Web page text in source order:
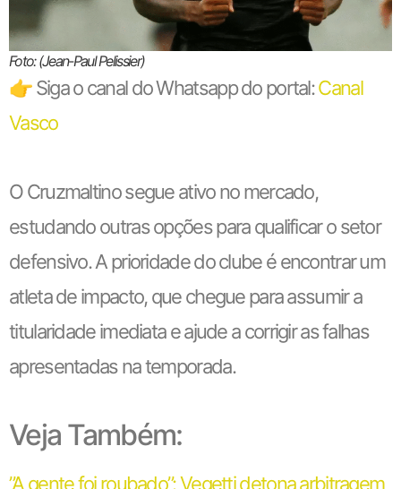
Foto: (Jean-Paul Pelissier)
👉 Siga o canal do Whatsapp do portal:Canal
Vasco
O Cruzmaltino segue ativo no mercado,
estudando outras opções para qualificar o setor
defensivo. A prioridade do clube é encontrar um
atleta de impacto, que chegue para assumir a
titularidade imediata e ajude a corrigir as falhas
apresentadas na temporada.
Veja Também:
”A gente foi roubado”: Vegetti detona arbitragem